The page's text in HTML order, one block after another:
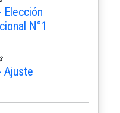
Elección
N°1
Ajuste